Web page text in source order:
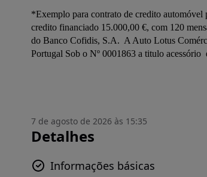
*Exemplo para contrato de credito
credito financiado 15.000,00 €, com 120
do Banco Cofidis, S.A.  A Auto Lotus
Portugal Sob o Nº 0001863 a titulo
7 de agosto de 2026 às 15:35
Detalhes
Informações básicas